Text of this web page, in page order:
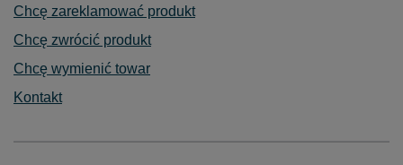
Chcę zareklamować produkt
Chcę zwrócić produkt
Chcę wymienić towar
Kontakt